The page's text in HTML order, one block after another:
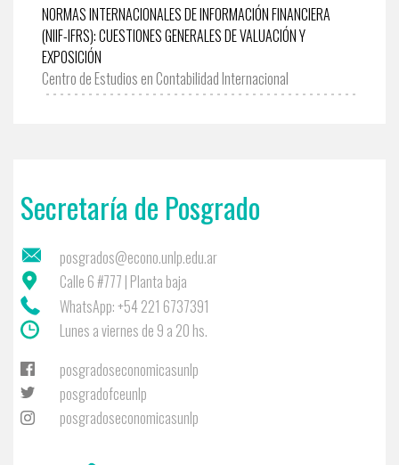
NORMAS INTERNACIONALES DE INFORMACIÓN FINANCIERA
(NIIF-IFRS): CUESTIONES GENERALES DE VALUACIÓN Y
EXPOSICIÓN
Centro de Estudios en Contabilidad Internacional
Secretaría de Posgrado
posgrados@econo.unlp.edu.ar
Calle 6 #777 | Planta baja
WhatsApp: +54 221 6737391
Lunes a viernes de 9 a 20 hs.
posgradoseconomicasunlp
posgradofceunlp
posgradoseconomicasunlp